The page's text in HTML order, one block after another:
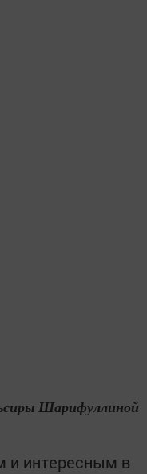
Шарифуллиной
интересным в